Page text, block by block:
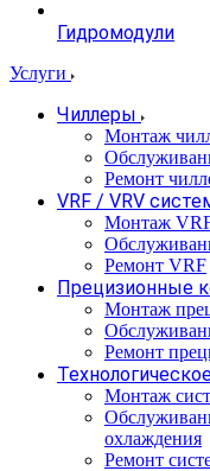
Гидромодули
Услуги
Чиллеры
Монтаж
Ремонт
VRF / VRV
Монтаж
Ремонт VRF
Прецизионные
Монтаж
Ремонт
Монтаж
охлаждения
Ремонт